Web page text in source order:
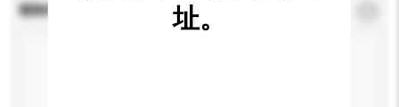
查詢內容
址。